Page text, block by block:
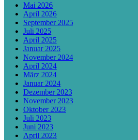
Mai 2026
April 2026
September 2025
Juli 2025
April 2025
Januar 2025
November 2024
April 2024
März 2024
Januar 2024
Dezember 2023
November 2023
Oktober 2023
Juli 2023
Juni 2023
April 2023